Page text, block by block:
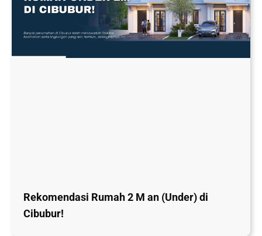
Rekomendasi Rumah 2 M an (Under) di
Cibubur!